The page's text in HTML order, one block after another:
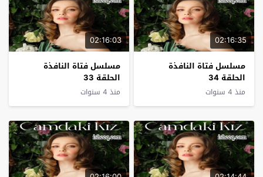
02:16:35
مسلسل فتاة النافذة
الحلقة 34
منذ 4 سنوات
02:16:03
مسلسل فتاة النافذة
الحلقة 33
منذ 4 سنوات